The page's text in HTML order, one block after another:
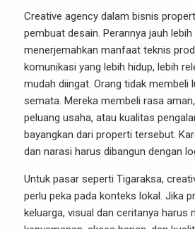
Creative agency dalam bisnis
pembuat desain. Perannya jauh lebih
menerjemahkan manfaat teknis
komunikasi yang lebih hidup, lebih
mudah diingat. Orang tidak membeli
semata. Mereka membeli rasa
peluang usaha, atau kualitas
bayangkan dari properti tersebut.
dan narasi harus dibangun dengan
Untuk pasar seperti Tigaraksa,
perlu peka pada konteks lokal. Jika
keluarga, visual dan ceritanya harus